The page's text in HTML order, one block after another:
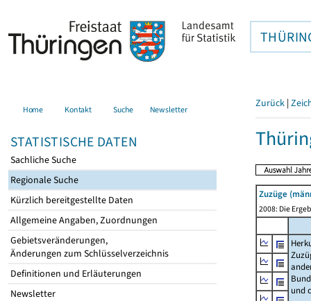
Home Kontakt Suche Newsletter
STATISTISCHE DATEN
Sachliche Suche
Regionale Suche
Kürzlich bereitgestellte Daten
Allgemeine Angaben, Zuordnungen
Gebietsveränderungen,
Änderungen zum Schlüsselverzeichnis
Definitionen und Erläuterungen
Newsletter
Zurück |
Zuzüge
2008: Die
und